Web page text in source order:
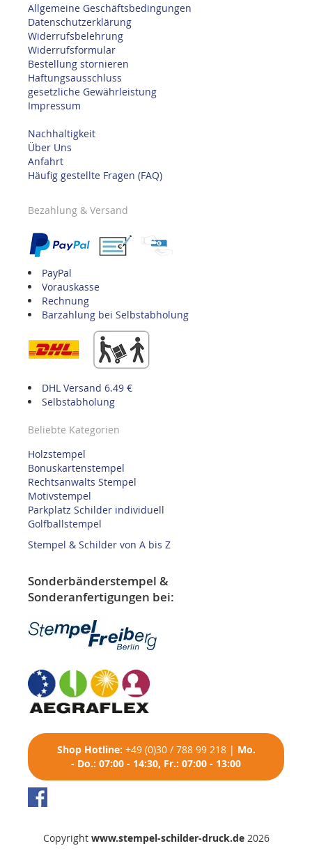
Allgemeine Geschäftsbedingungen
Datenschutzerklärung
Widerrufsbelehrung
Widerrufsformular
Bestellung stornieren
Haftungsausschluss
gesetzliche Gewährleistung
Impressum
Nachhaltigkeit
Über Uns
Anfahrt
Häufig gestellte Fragen (FAQ)
Bezahlung & Versand
PayPal
Vorauskasse
Rechnung
Barzahlung bei Selbstabholung
DHL Versand 6.49 €
Selbstabholung
Beliebte Kategorien
Holzstempel
Bonuskartenstempel
Rechtsanwalts Stempel
Motivstempel
Parkplatz Schilder individuell
Golfballstempel
Stempel & Schilder von A bis Z
Sonderbänderstempel &
Sonderanfertigungen bei:
Shop Hotline: +49 (0)30 / 788 99 218| Mo.
- Do.: 07:00 - 14:30, Fr.: 07:00 - 13:00
Copyright www.stempel-schilder-druck.de2026